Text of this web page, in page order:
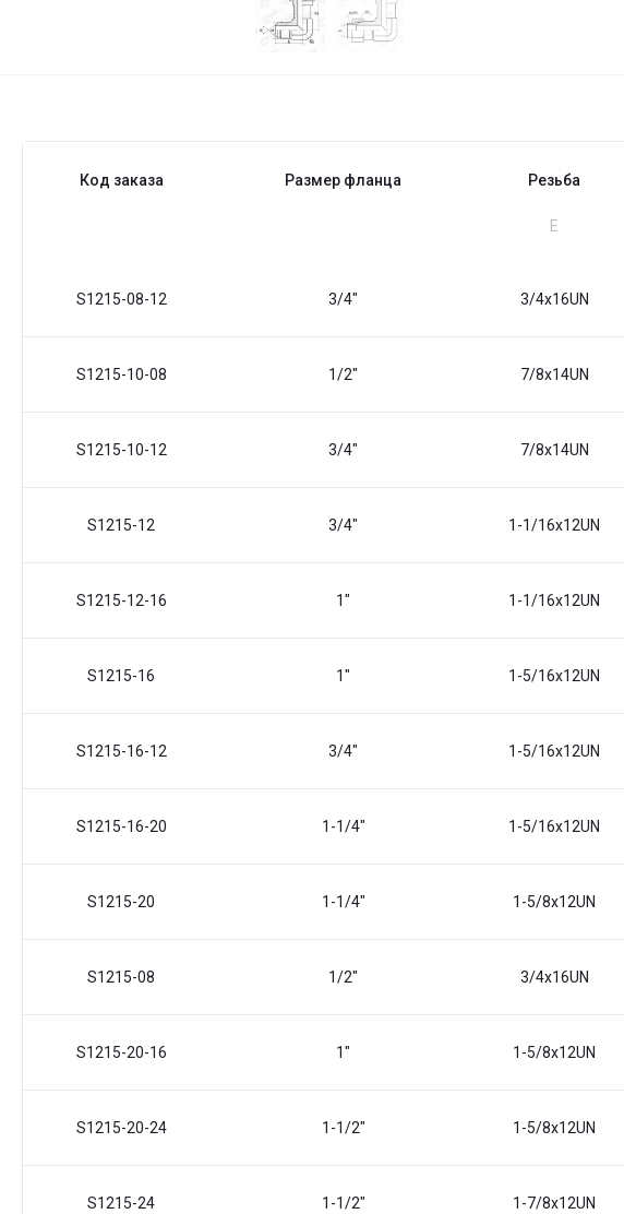
Код заказа Размер фланца Резьба
Е
S1215-08-12 3/4" 3/4x16UN
S1215-10-08 1/2" 7/8x14UN
S1215-10-12 3/4" 7/8x14UN
S1215-12 3/4" 1-1/16x12UN
S1215-12-16 1" 1-1/16x12UN
S1215-16 1" 1-5/16x12UN
S1215-16-12 3/4" 1-5/16x12UN
S1215-16-20 1-1/4" 1-5/16x12UN
S1215-20 1-1/4" 1-5/8x12UN
S1215-08 1/2" 3/4x16UN
S1215-20-16 1" 1-5/8x12UN
S1215-20-24 1-1/2" 1-5/8x12UN
S1215-24 1-1/2" 1-7/8x12UN